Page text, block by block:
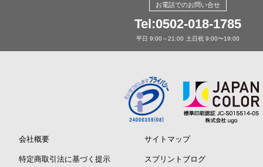
お電話でのお問い合せ
Tel:0502-018-1785
平日 9:00～21:00 土日祝 9:00〜19:00
会社概要
特定商取引法に基づく提示
サイトマップ
スプリントブログ